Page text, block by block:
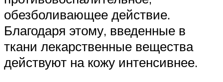
обезболивающее действие.
Благодаря этому, введенные в
ткани лекарственные вещества
действуют на кожу интенсивнее.